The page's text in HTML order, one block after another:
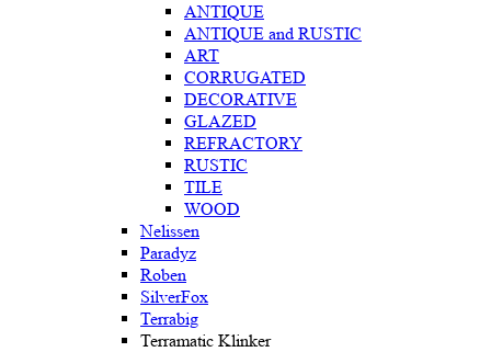
ANTIQUE
ANTIQUE and RUSTIC
ART
CORRUGATED
DECORATIVE
GLAZED
REFRACTORY
RUSTIC
TILE
WOOD
Nelissen
Paradyz
Roben
SilverFox
Terrabig
Terramatic Klinker